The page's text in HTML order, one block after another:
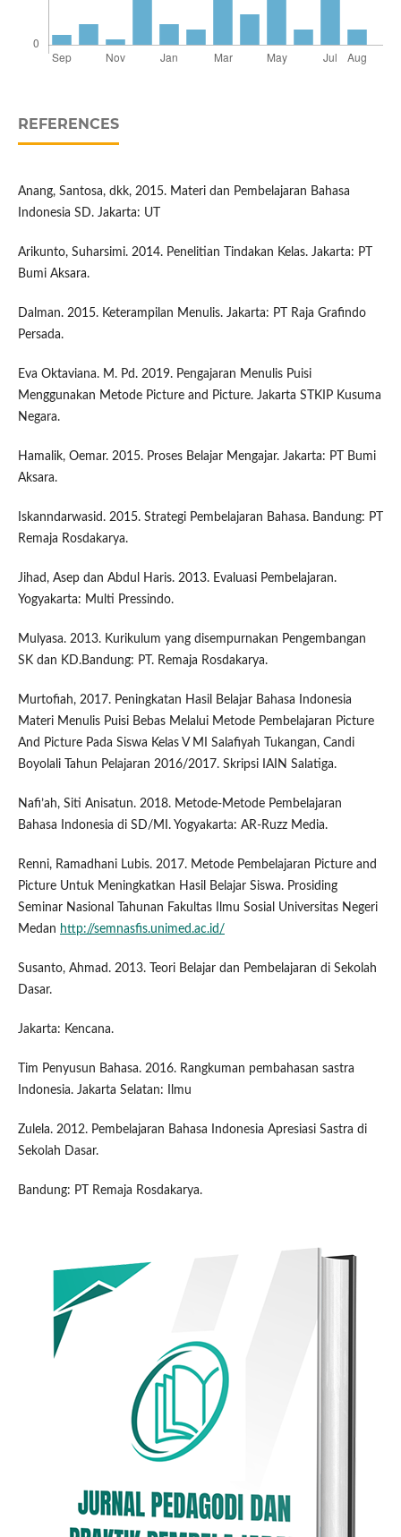
REFERENCES
Anang, Santosa, dkk, 2015. Materi dan Pembelajaran Bahasa
Indonesia SD. Jakarta: UT
Arikunto, Suharsimi. 2014. Penelitian Tindakan Kelas. Jakarta: PT
Bumi Aksara.
Dalman. 2015. Keterampilan Menulis. Jakarta: PT Raja Grafindo
Persada.
Eva Oktaviana. M. Pd. 2019. Pengajaran Menulis Puisi
Menggunakan Metode Picture and Picture. Jakarta STKIP Kusuma
Negara.
Hamalik, Oemar. 2015. Proses Belajar Mengajar. Jakarta: PT Bumi
Aksara.
Iskanndarwasid. 2015. Strategi Pembelajaran Bahasa. Bandung: PT
Remaja Rosdakarya.
Jihad, Asep dan Abdul Haris. 2013. Evaluasi Pembelajaran.
Yogyakarta: Multi Pressindo.
Mulyasa. 2013. Kurikulum yang disempurnakan Pengembangan
SK dan KD.Bandung: PT. Remaja Rosdakarya.
Murtofiah, 2017. Peningkatan Hasil Belajar Bahasa Indonesia
Materi Menulis Puisi Bebas Melalui Metode Pembelajaran Picture
And Picture Pada Siswa Kelas V MI Salafiyah Tukangan, Candi
Boyolali Tahun Pelajaran 2016/2017. Skripsi IAIN Salatiga.
Nafi’ah, Siti Anisatun. 2018. Metode-Metode Pembelajaran
Bahasa Indonesia di SD/MI. Yogyakarta: AR-Ruzz Media.
Renni, Ramadhani Lubis. 2017. Metode Pembelajaran Picture and
Picture Untuk Meningkatkan Hasil Belajar Siswa. Prosiding
Seminar Nasional Tahunan Fakultas Ilmu Sosial Universitas Negeri
Medan http://semnasfis.unimed.ac.id/
Susanto, Ahmad. 2013. Teori Belajar dan Pembelajaran di Sekolah
Dasar.
Jakarta: Kencana.
Tim Penyusun Bahasa. 2016. Rangkuman pembahasan sastra
Indonesia. Jakarta Selatan: Ilmu
Zulela. 2012. Pembelajaran Bahasa Indonesia Apresiasi Sastra di
Sekolah Dasar.
Bandung: PT Remaja Rosdakarya.